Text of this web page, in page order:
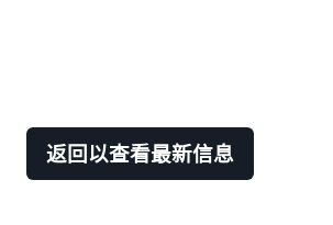
返回以查看最新信息